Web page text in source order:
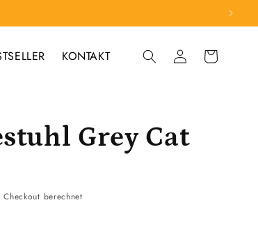
KONTAKT EinloggenWarenkorb
Grey Cat
berechnet